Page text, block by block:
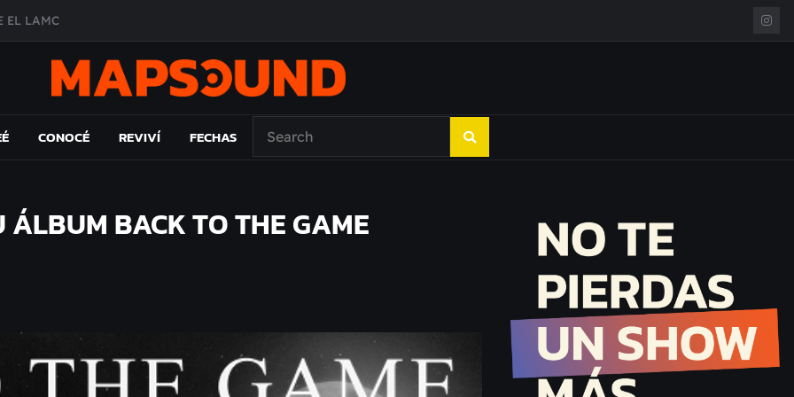
EL LAMC
DE ÉPOCA EN FORMA DE DISCO
CONOCÉ REVIVÍ FECHAS
ÁLBUM BACK TO THE GAME